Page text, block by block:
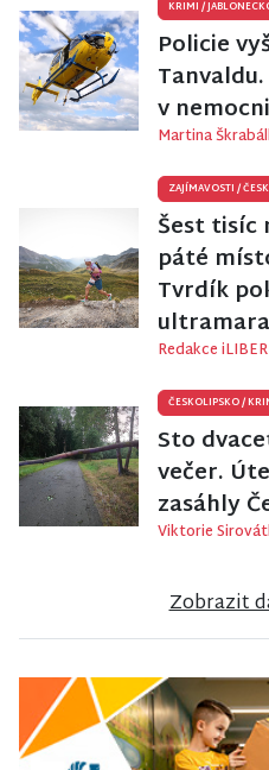
KRIMI /
Policie
v
Martina
ZAJÍMAVOSTI /
Šest tisíc
páté
Tvrdík
Redakce
ČESKOLIPSKO/
Sto
večer.
zasáhly
Viktorie
Zobrazit